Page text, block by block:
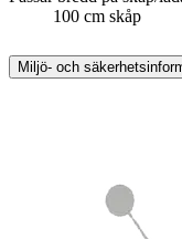
100 cm skåp
Miljö- och